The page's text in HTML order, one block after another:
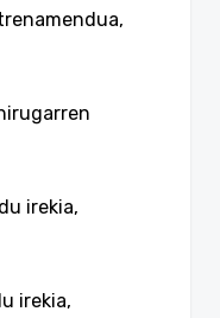
irekia,
irekia,